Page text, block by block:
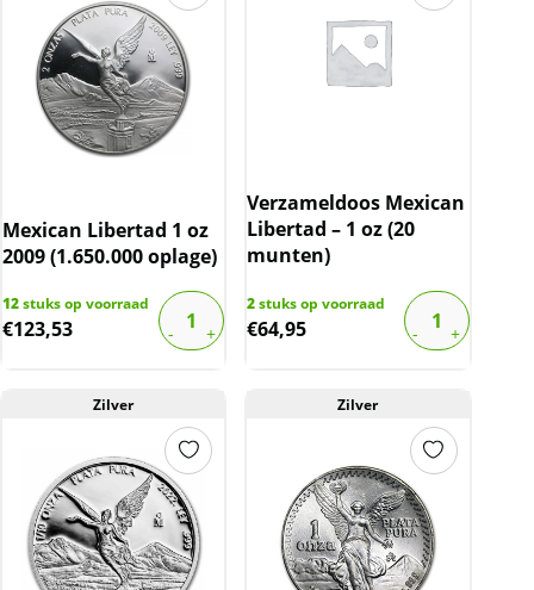
Mexican Libertad 1 oz
2009 (1.650.000 oplage)
12stuks op voorraad
€123,53
Verzameldoos Mexican
Libertad – 1 oz (20
munten)
2stuks op voorraad
€64,95
Zilver Zilver